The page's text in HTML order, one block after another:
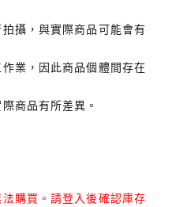
攝，與實際商品可能會有
業，因此商品個體間存在
商品有所差異。
購買。請登入後確認庫存